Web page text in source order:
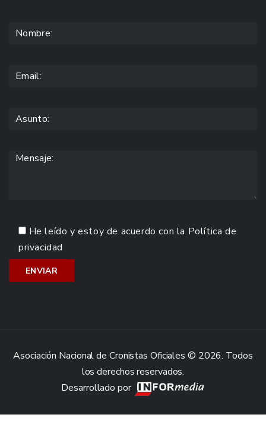
He leído y estoy de acuerdo con la Política de
privacidad
Asociación Nacional de Cronistas Oficiales © 2026. Todos
los derechos reservados.
Desarrollado por